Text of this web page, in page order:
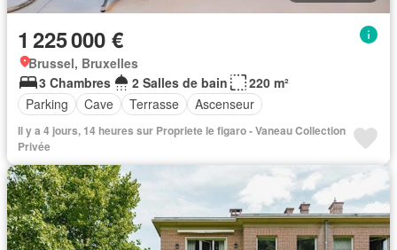
1 225 000 €
Brussel, Bruxelles
3 Chambres
2 Salles de bain
220 m²
Parking
Cave Terrasse Ascenseur
Il y a 4 jours, 14 heures sur Propriete le figaro - Vaneau Collection
Privée